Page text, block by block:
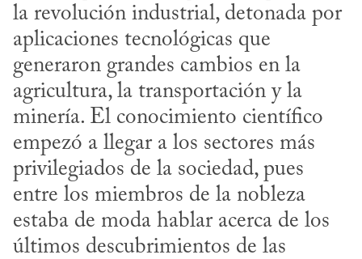
la revolución industrial, detonada por
aplicaciones tecnológicas que
generaron grandes cambios en la
agricultura, la transportación y la
minería. El conocimiento científico
empezó a llegar a los sectores más
privilegiados de la sociedad, pues
entre los miembros de la nobleza
estaba de moda hablar acerca de los
últimos descubrimientos de las